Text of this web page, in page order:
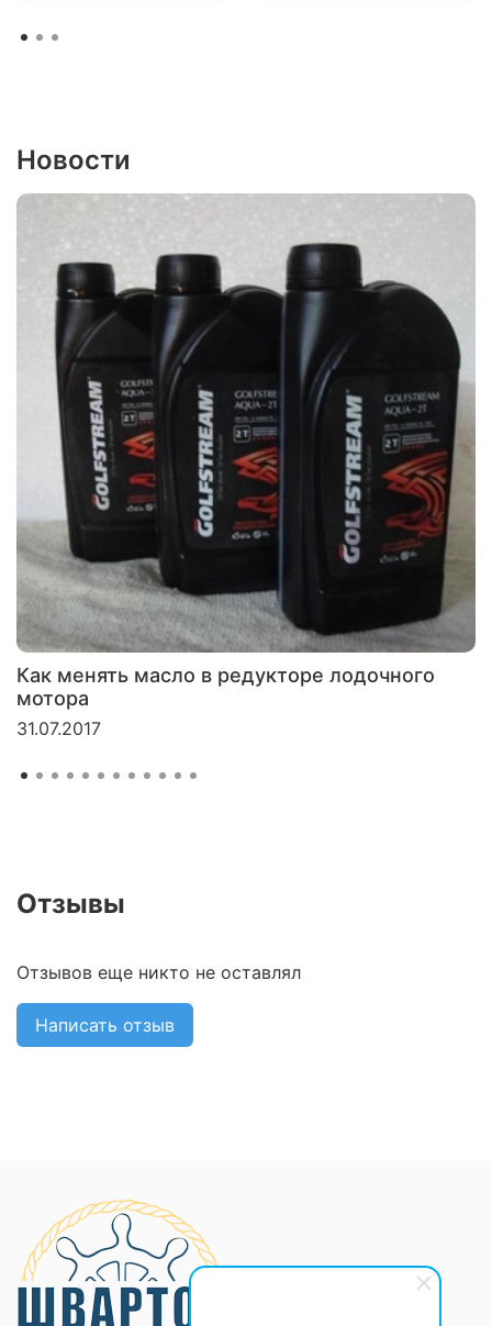
Новости
Как менять масло в редукторе лодочного
мотора
31.07.2017
Отзывы
Отзывов еще никто не оставлял
Написать отзыв